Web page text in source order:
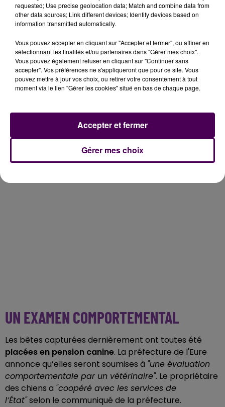
UN EXAMEN COMPORTEMENTAL
Les bêtes capturées dernièrement ont toutes été
placées en pension canine. La préfecture de l'Eure
annonce qu’elles seront soumises à "une évaluation
comportementale par un vétérinaire". Le propriétaire
des chiens a "coopéré avec les services de
l’État"selon le communiqué de la préfecture.
requested; Use precise geolocation data; Match and combine data from
other data sources; Link different devices; Identify devices based on
information transmitted automatically.
Vous pouvez accepter en cliquant sur "Accepter et fermer", ou affiner en
sélectionnant les finalités et/ou partenaires dans "Gérer mes choix".
Vous pouvez également refuser en cliquant sur "Continuer sans
accepter". Vos préférences ne s'appliqueront que pour ce site. Vous
pouvez mettre à jour vos choix, ou retirer votre consentement à tout
moment via le lien "Gérer les cookies" situé en bas de chaque page.
Gérer mes choix
Accepter et fermer